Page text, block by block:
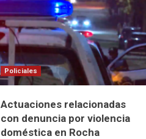
Policiales
Actuaciones relacionadas
con denuncia por violencia
doméstica en Rocha